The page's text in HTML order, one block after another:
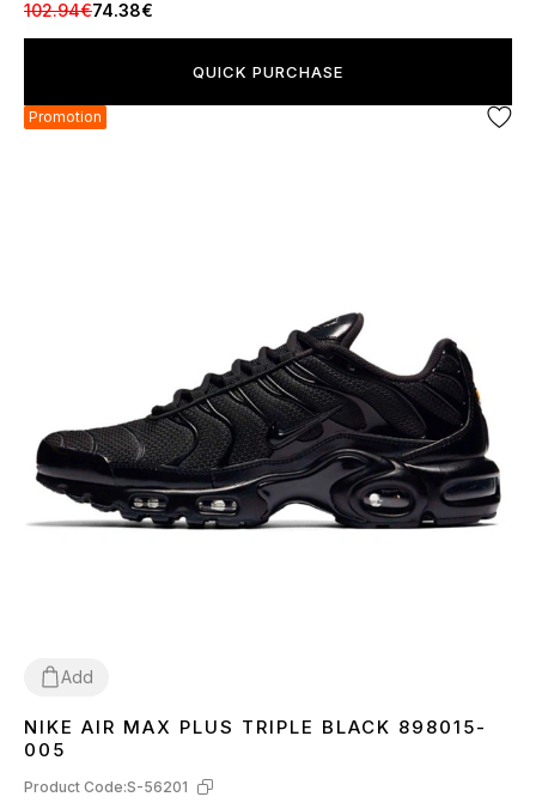
102.94€74.38€
QUICK PURCHASE
Promotion
Add
3637 38 39 404142 434445
NIKE AIR MAX PLUS TRIPLE BLACK 898015-
005
Product Code:S-56201